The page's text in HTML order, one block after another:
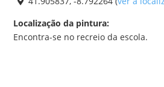
Localização da pintura:
Encontra-se no recreio da escola.